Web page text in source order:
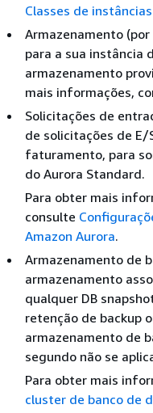
Classes de
Armazenamento
para a sua instância
armazenamento
mais informações,
Solicitações de
de solicitações de E/
faturamento, para
do Aurora Standard.
Para obter mais
consulte
Amazon Aurora.
Armazenamento de
armazenamento
qualquer DB
retenção de backup
armazenamento de
segundo não se
Para obter mais
cluster de banco de